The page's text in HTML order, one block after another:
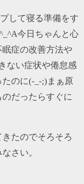
して寝る準備をす
今日ちゃんと心
症の改善方法や
ない症状や倦怠感
のに(-_-;)まぁ原
だったらすぐに
たのでそろそろ
さい。